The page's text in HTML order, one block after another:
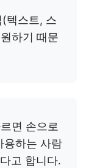
텍스트, 스
하기 때문
면 손으로
용하는 사람
고 합니다.